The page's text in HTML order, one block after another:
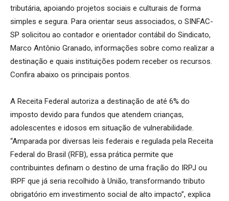
tributária, apoiando projetos sociais e culturais de forma
simples e segura. Para orientar seus associados, o SINFAC-
SP solicitou ao contador e orientador contábil do Sindicato,
Marco Antônio Granado, informações sobre como realizar a
destinação e quais instituições podem receber os recursos.
Confira abaixo os principais pontos.
A Receita Federal autoriza a destinação de até 6% do
imposto devido para fundos que atendem crianças,
adolescentes e idosos em situação de vulnerabilidade.
“Amparada por diversas leis federais e regulada pela Receita
Federal do Brasil (RFB), essa prática permite que
contribuintes definam o destino de uma fração do IRPJ ou
IRPF que já seria recolhido à União, transformando tributo
obrigatório em investimento social de alto impacto”, explica